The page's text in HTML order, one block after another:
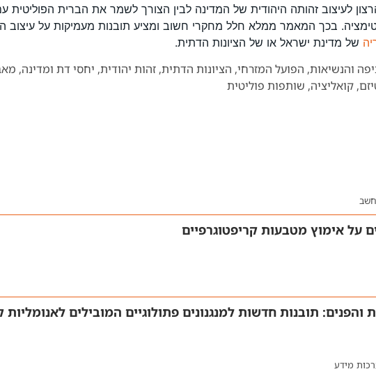
לעיצוב זהותה היהודית של המדינה לבין הצורך לשמר את הברית
בכך המאמר ממלא חלל מחקרי חשוב ומציע תובנות מעמיקות על
של מדינת ישראל או של הציונות הדתית.
והנשיאות, הפועל המזרחי, הציונות הדתית, זהות יהודית, יחסי דת ומדינה,
, קואליציה, שותפות פוליטית
על אימוץ מטבעות קריפטוגרפיים
מידע